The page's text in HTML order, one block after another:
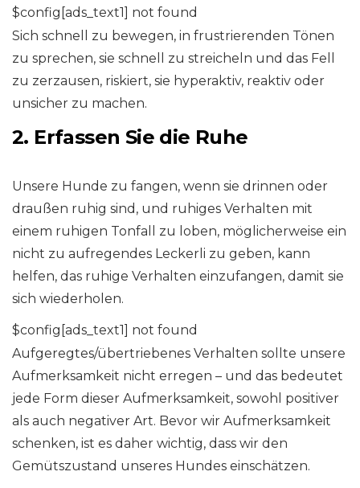
$config[ads_text1] not found
Sich schnell zu bewegen, in frustrierenden Tönen
zu sprechen, sie schnell zu streicheln und das Fell
zu zerzausen, riskiert, sie hyperaktiv, reaktiv oder
unsicher zu machen.
2. Erfassen Sie die Ruhe
Unsere Hunde zu fangen, wenn sie drinnen oder
draußen ruhig sind, und ruhiges Verhalten mit
einem ruhigen Tonfall zu loben, möglicherweise ein
nicht zu aufregendes Leckerli zu geben, kann
helfen, das ruhige Verhalten einzufangen, damit sie
sich wiederholen.
$config[ads_text1] not found
Aufgeregtes/übertriebenes Verhalten sollte unsere
Aufmerksamkeit nicht erregen – und das bedeutet
jede Form dieser Aufmerksamkeit, sowohl positiver
als auch negativer Art. Bevor wir Aufmerksamkeit
schenken, ist es daher wichtig, dass wir den
Gemütszustand unseres Hundes einschätzen.